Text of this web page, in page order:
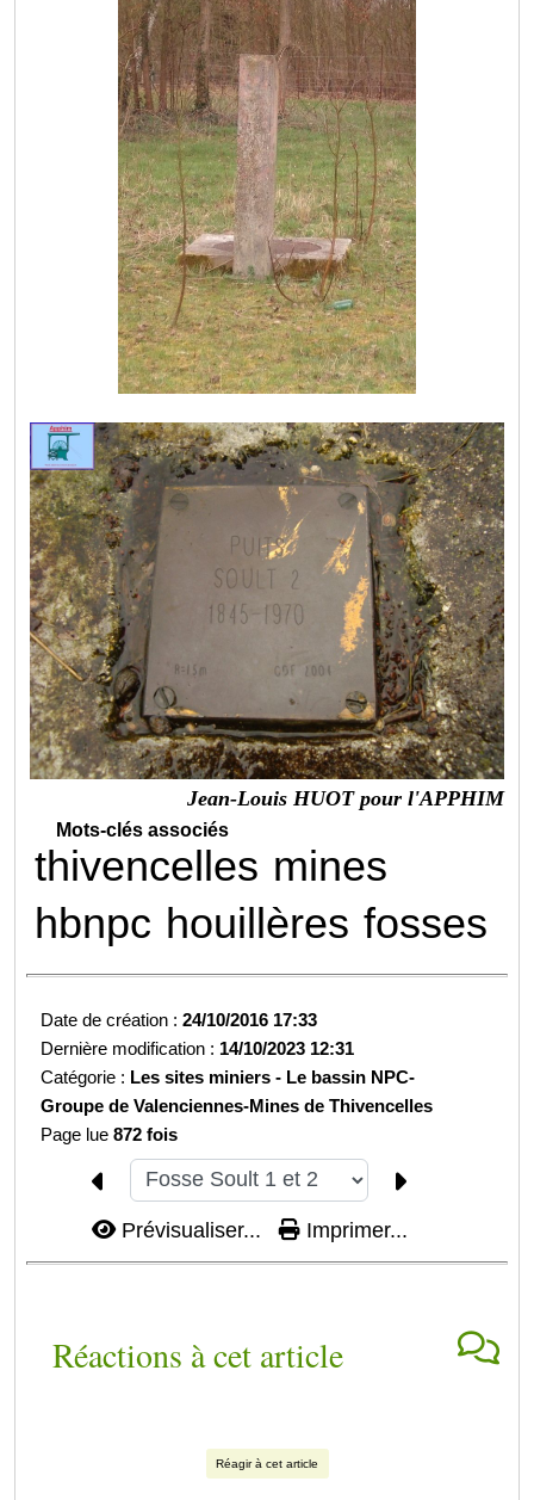
Jean-Louis HUOT pour l'APPHIM
Mots-clés associés
thivencelles mines
hbnpc houillères fosses
Date de création :24/10/2016 17:33
Dernière modification : 14/10/2023 12:31
Catégorie : Les sites miniers - Le bassin NPC-
Groupe de Valenciennes-Mines de Thivencelles
Page lue872 fois
Prévisualiser... Imprimer...
Réactions à cet article
Réagir à cet article